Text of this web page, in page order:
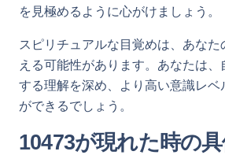
を見極めるように心がけましょう。
スピリチュアルな目覚めは、あな
える可能性があります。あなたは
する理解を深め、より高い意識レベ
ができるでしょう。
10473が現れた時の